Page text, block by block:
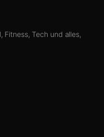
Fitness, Tech und alles,